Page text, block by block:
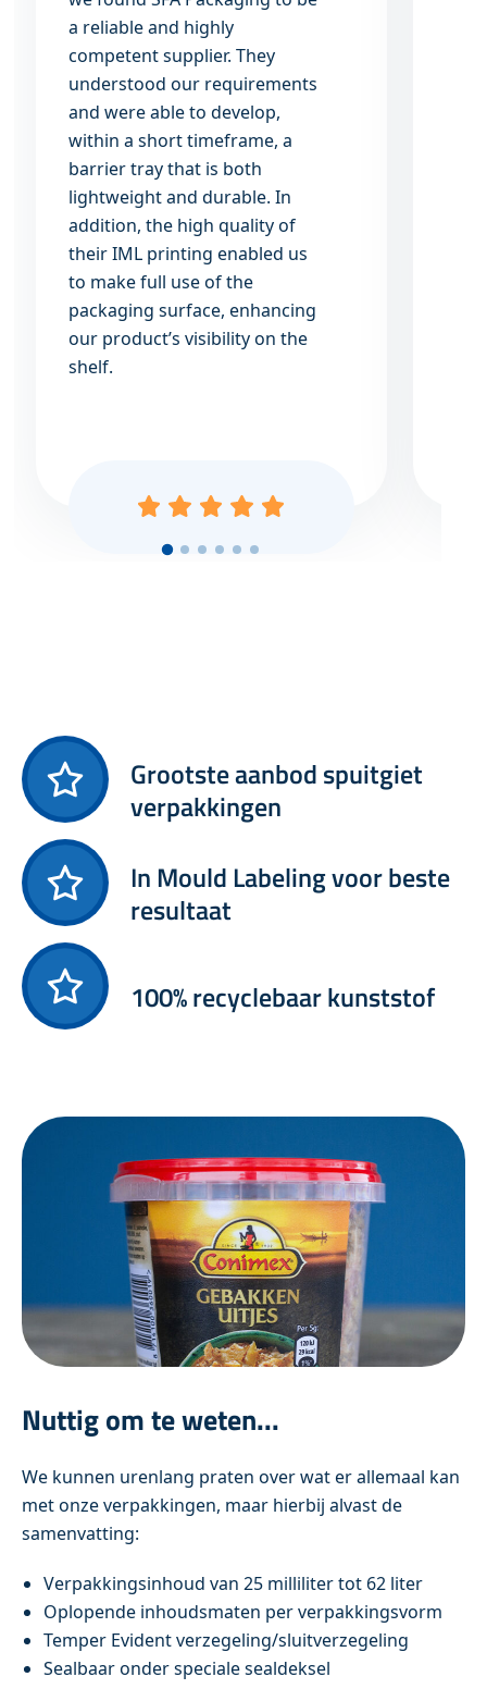
a reliable and highly
competent supplier. They
understood our requirements
and were able to develop,
within a short timeframe, a
barrier tray that is both
lightweight and durable. In
addition, the high quality of
their IML printing enabled us
to make full use of the
packaging surface, enhancing
our product’s visibility on the
shelf.
Grootste aanbod spuitgiet
verpakkingen
In Mould Labeling voor beste
resultaat
100% recyclebaar kunststof
Nuttig om te weten...
We kunnen urenlang praten over wat er allemaal kan
met onze verpakkingen, maar hierbij alvast de
samenvatting:
Verpakkingsinhoud van 25 milliliter tot 62 liter
Oplopende inhoudsmaten per verpakkingsvorm
Temper Evident verzegeling/sluitverzegeling
Sealbaar onder speciale sealdeksel